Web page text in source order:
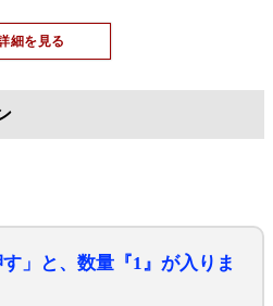
細を見る
」と、数量『1』が入りま